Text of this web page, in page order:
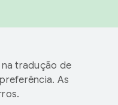
tradução de
As